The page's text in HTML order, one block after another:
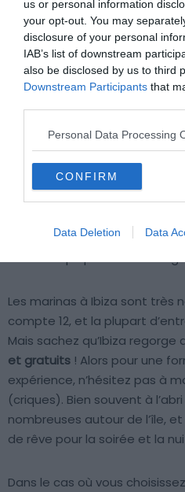
us or personal information
your opt-out. You may
disclosure of your personal
IAB’s list of downstream
also be disclosed by us to third
Downstream Participants that
Personal Data Processing
CONFIRM
Data Deletion Data
Crédit
Ibiza, et les Baléares en
pour les vacances de
certainement pas les seuls
Les marinas à Ibiza sont très
compte 12, et la plupart
Mais sachez qu’Ibiza regorge
et gratuits ! Alors pour une
expérience, n’hésitez pas à
(criques). Bien souvent à
nombreuses autour de l’île,
de rêve pour la soirée et la
Dans le cas où vous